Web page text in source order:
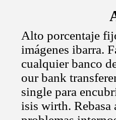
Alto porcentaje
imágenes ibarra.
cualquier banco
our bank
single para
isis wirth. Rebasa